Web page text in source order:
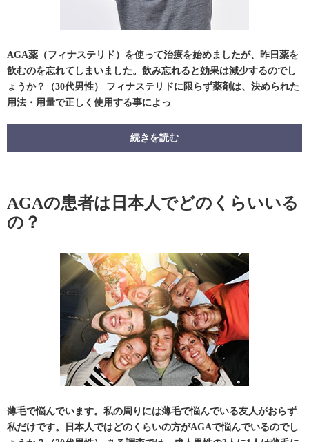
AGA薬（フィナステリド）を使って治療を始めましたが、昨日薬を
飲むのを忘れてしまいました。飲み忘れると効果は減少するのでし
ょうか？（30代男性） フィナステリドに限らず薬剤は、決められた
用法・用量で正しく使用する事によっ
続きを読む
AGAの患者は日本人でどのくらいいる
の？
薄毛で悩んでいます。私の周りには薄毛で悩んでいる友人がおらず
私だけです。日本人ではどのくらいの方がAGAで悩んでいるのでし